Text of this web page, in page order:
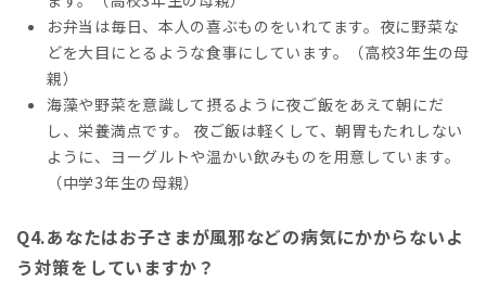
お弁当は毎日、本人の喜ぶものをいれてます。夜に野菜な
どを大目にとるような食事にしています。（高校3年生の母
親）
海藻や野菜を意識して摂るように夜ご飯をあえて朝にだ
し、栄養満点です。 夜ご飯は軽くして、朝胃もたれしない
ように、ヨーグルトや温かい飲みものを用意しています。
（中学3年生の母親）
Q4.あなたはお子さまが風邪などの病気にかからないよ
う対策をしていますか？